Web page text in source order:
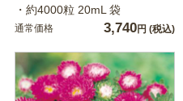
・約4000粒 20mL 袋
通常価格 3,740円 (税込)